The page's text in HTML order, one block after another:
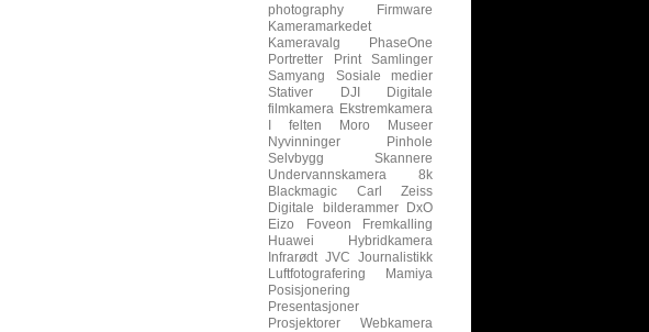
photography
Firmware
Kameramarkedet
Kameravalg
PhaseOne
Portretter
Print
Samlinger
Samyang
Sosiale medier
Stativer
DJI
Digitale
filmkamera Ekstremkamera
I felten
Moro
Museer
Nyvinninger
Pinhole
Selvbygg
Skannere
Undervannskamera
8k
Blackmagic
Carl Zeiss
Digitale bilderammer
DxO
Eizo
Foveon
Fremkalling
Huawei
Hybridkamera
Infrarødt JVC
Journalistikk
Luftfotografering
Mamiya
Posisjonering
Presentasjoner
Prosjektorer
Webkamera